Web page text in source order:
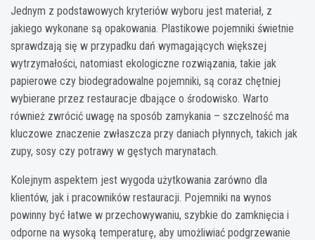
Jednym z podstawowych kryteriów wyboru jest materiał, z
jakiego wykonane są opakowania. Plastikowe pojemniki świetnie
sprawdzają się w przypadku dań wymagających większej
wytrzymałości, natomiast ekologiczne rozwiązania, takie jak
papierowe czy biodegradowalne pojemniki, są coraz chętniej
wybierane przez restauracje dbające o środowisko. Warto
również zwrócić uwagę na sposób zamykania – szczelność ma
kluczowe znaczenie zwłaszcza przy daniach płynnych, takich jak
zupy, sosy czy potrawy w gęstych marynatach.
Kolejnym aspektem jest wygoda użytkowania zarówno dla
klientów, jak i pracowników restauracji. Pojemniki na wynos
powinny być łatwe w przechowywaniu, szybkie do zamknięcia i
odporne na wysoką temperaturę, aby umożliwiać podgrzewanie